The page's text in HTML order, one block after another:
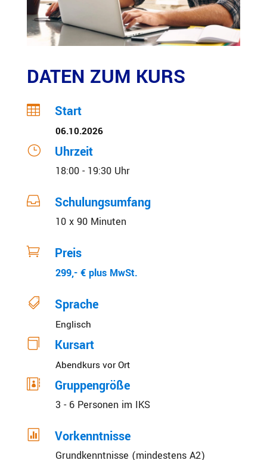
DATEN ZUM KURS
 Start
06.10.2026
}
Uhrzeit
18:00 - 19:30 Uhr
 Schulungsumfang
10 x 90 Minuten
 Preis
299,- € plus MwSt.
 Sprache
Englisch

Kursart
Abendkurs vor Ort

Gruppengröße
3 - 6 Personen im IKS
 Vorkenntnisse
Grundkenntnisse (mindestens A2)